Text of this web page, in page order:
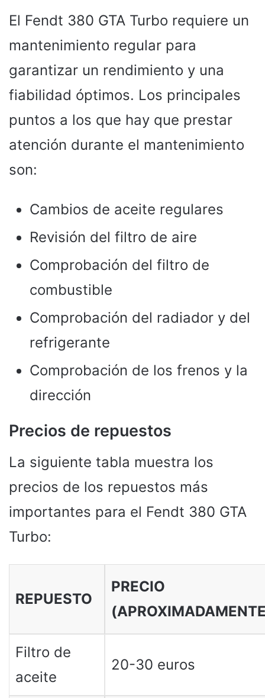
El Fendt 380 GTA Turbo requiere un
mantenimiento regular para
garantizar un rendimiento y una
fiabilidad óptimos. Los principales
puntos a los que hay que prestar
atención durante el mantenimiento
son:
Cambios de aceite regulares
Revisión del filtro de aire
Comprobación del filtro de
combustible
Comprobación del radiador y del
refrigerante
Comprobación de los frenos y la
dirección
Precios de repuestos
La siguiente tabla muestra los
precios de los repuestos más
importantes para el Fendt 380 GTA
Turbo:
REPUESTO
PRECIO
Filtro de
aceite
20-30 euros